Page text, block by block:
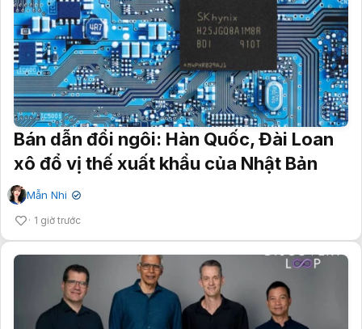
Bán dẫn đổi ngôi: Hàn Quốc, Đài Loan
xô đổ vị thế xuất khẩu của Nhật Bản
Mẫn Nhi ✔
1 giờ trước